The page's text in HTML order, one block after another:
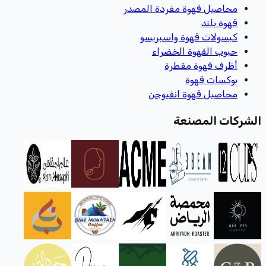
محاصيل قهوة مفردة المصدر
قهوة بلند
كبسولات قهوة واسبريسو
حبوب القهوة الخضراء
أظرف قهوة مقطرة
بوكسات قهوة
محاصيل قهوة انفيوجن
الشركات المصنعة